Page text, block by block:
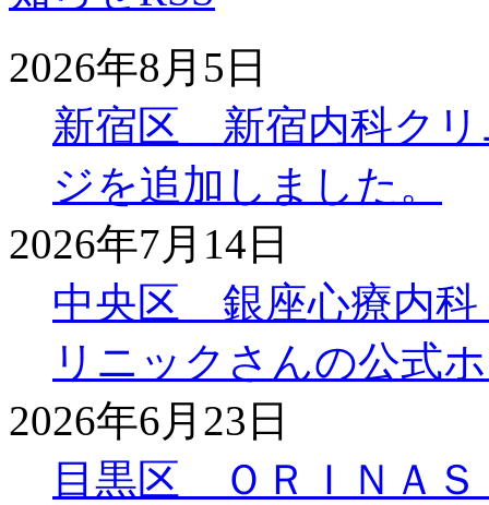
2026年8月5日
新宿区 新宿内科クリ
ジを追加しました。
2026年7月14日
中央区 銀座心療内科
リニックさんの公式
2026年6月23日
目黒区 ＯＲＩＮＡ